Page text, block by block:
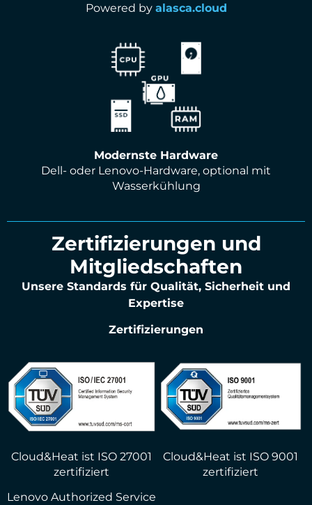
Powered by alasca.cloud
Modernste Hardware
Dell- oder Lenovo-Hardware, optional mit
Wasserkühlung
Zertifizierungen und
Mitgliedschaften
Unsere Standards für Qualität, Sicherheit und
Expertise
Zertifizierungen
Cloud&Heat ist ISO 27001
zertifiziert
Cloud&Heat ist ISO 9001
zertifiziert
Lenovo Authorized Service